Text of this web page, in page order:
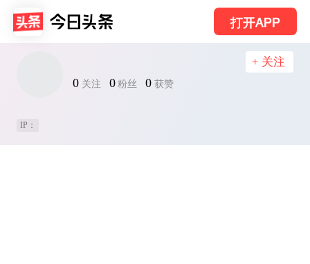
打开APP
0 关注 0 粉丝 0 获赞
+ 关注
IP：